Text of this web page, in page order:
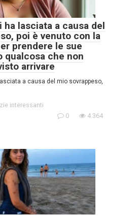
ha lasciata a causa del
poi è venuto con la
prendere le sue
qualcosa che non
arrivare
a causa del mio sovrappeso,
interessanti
0
4.364